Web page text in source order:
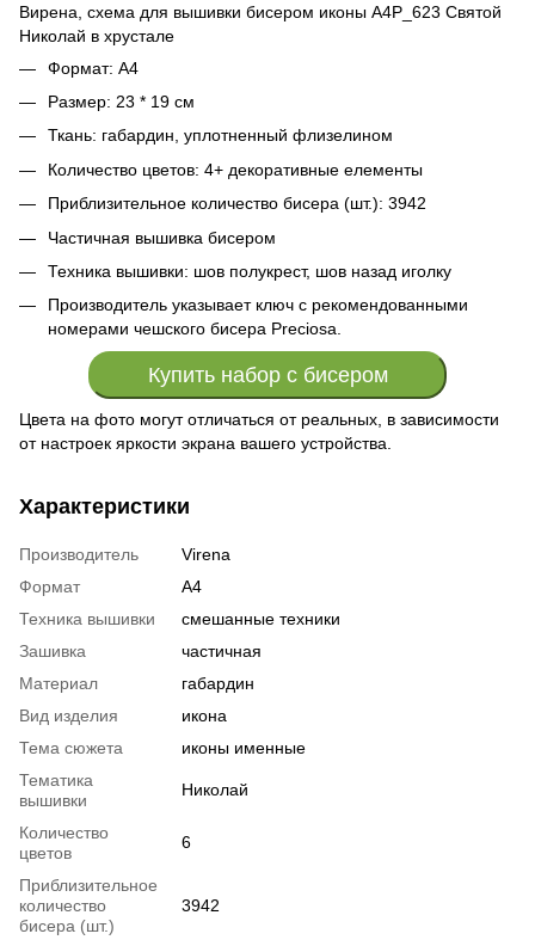
Вирена, схема для вышивки бисером иконы А4Р_623 Святой
Николай в хрустале
Формат: А4
Размер: 23 * 19 см
Ткань: габардин, уплотненный флизелином
Количество цветов: 4+ декоративные елементы
Приблизительное количество бисера (шт.): 3942
Частичная вышивка бисером
Техника вышивки: шов полукрест, шов назад иголку
Производитель указывает ключ с рекомендованными
номерами чешского бисера Preciosa.
Купить набор с бисером
Цвета на фото могут отличаться от реальных, в зависимости
от настроек яркости экрана вашего устройства.
Характеристики
Производитель
Virena
Формат
А4
Техника вышивки
смешанные техники
Зашивка
частичная
Материал
габардин
Вид изделия
икона
Тема сюжета
иконы именные
Тематика
вышивки
Николай
Количество
цветов
6
Приблизительное
количество
бисера (шт.)
3942